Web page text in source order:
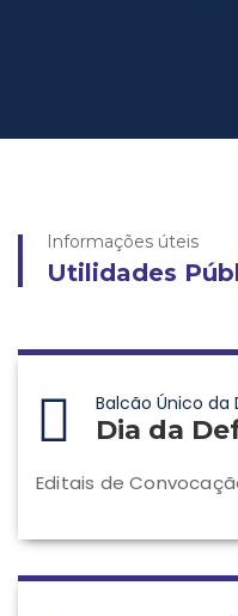
Informações úteis
Utilidades
Balcão Único da
Dia da
Editais de